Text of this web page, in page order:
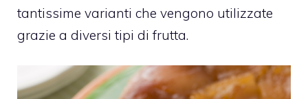
tantissime varianti che vengono utilizzate
grazie a diversi tipi di frutta.